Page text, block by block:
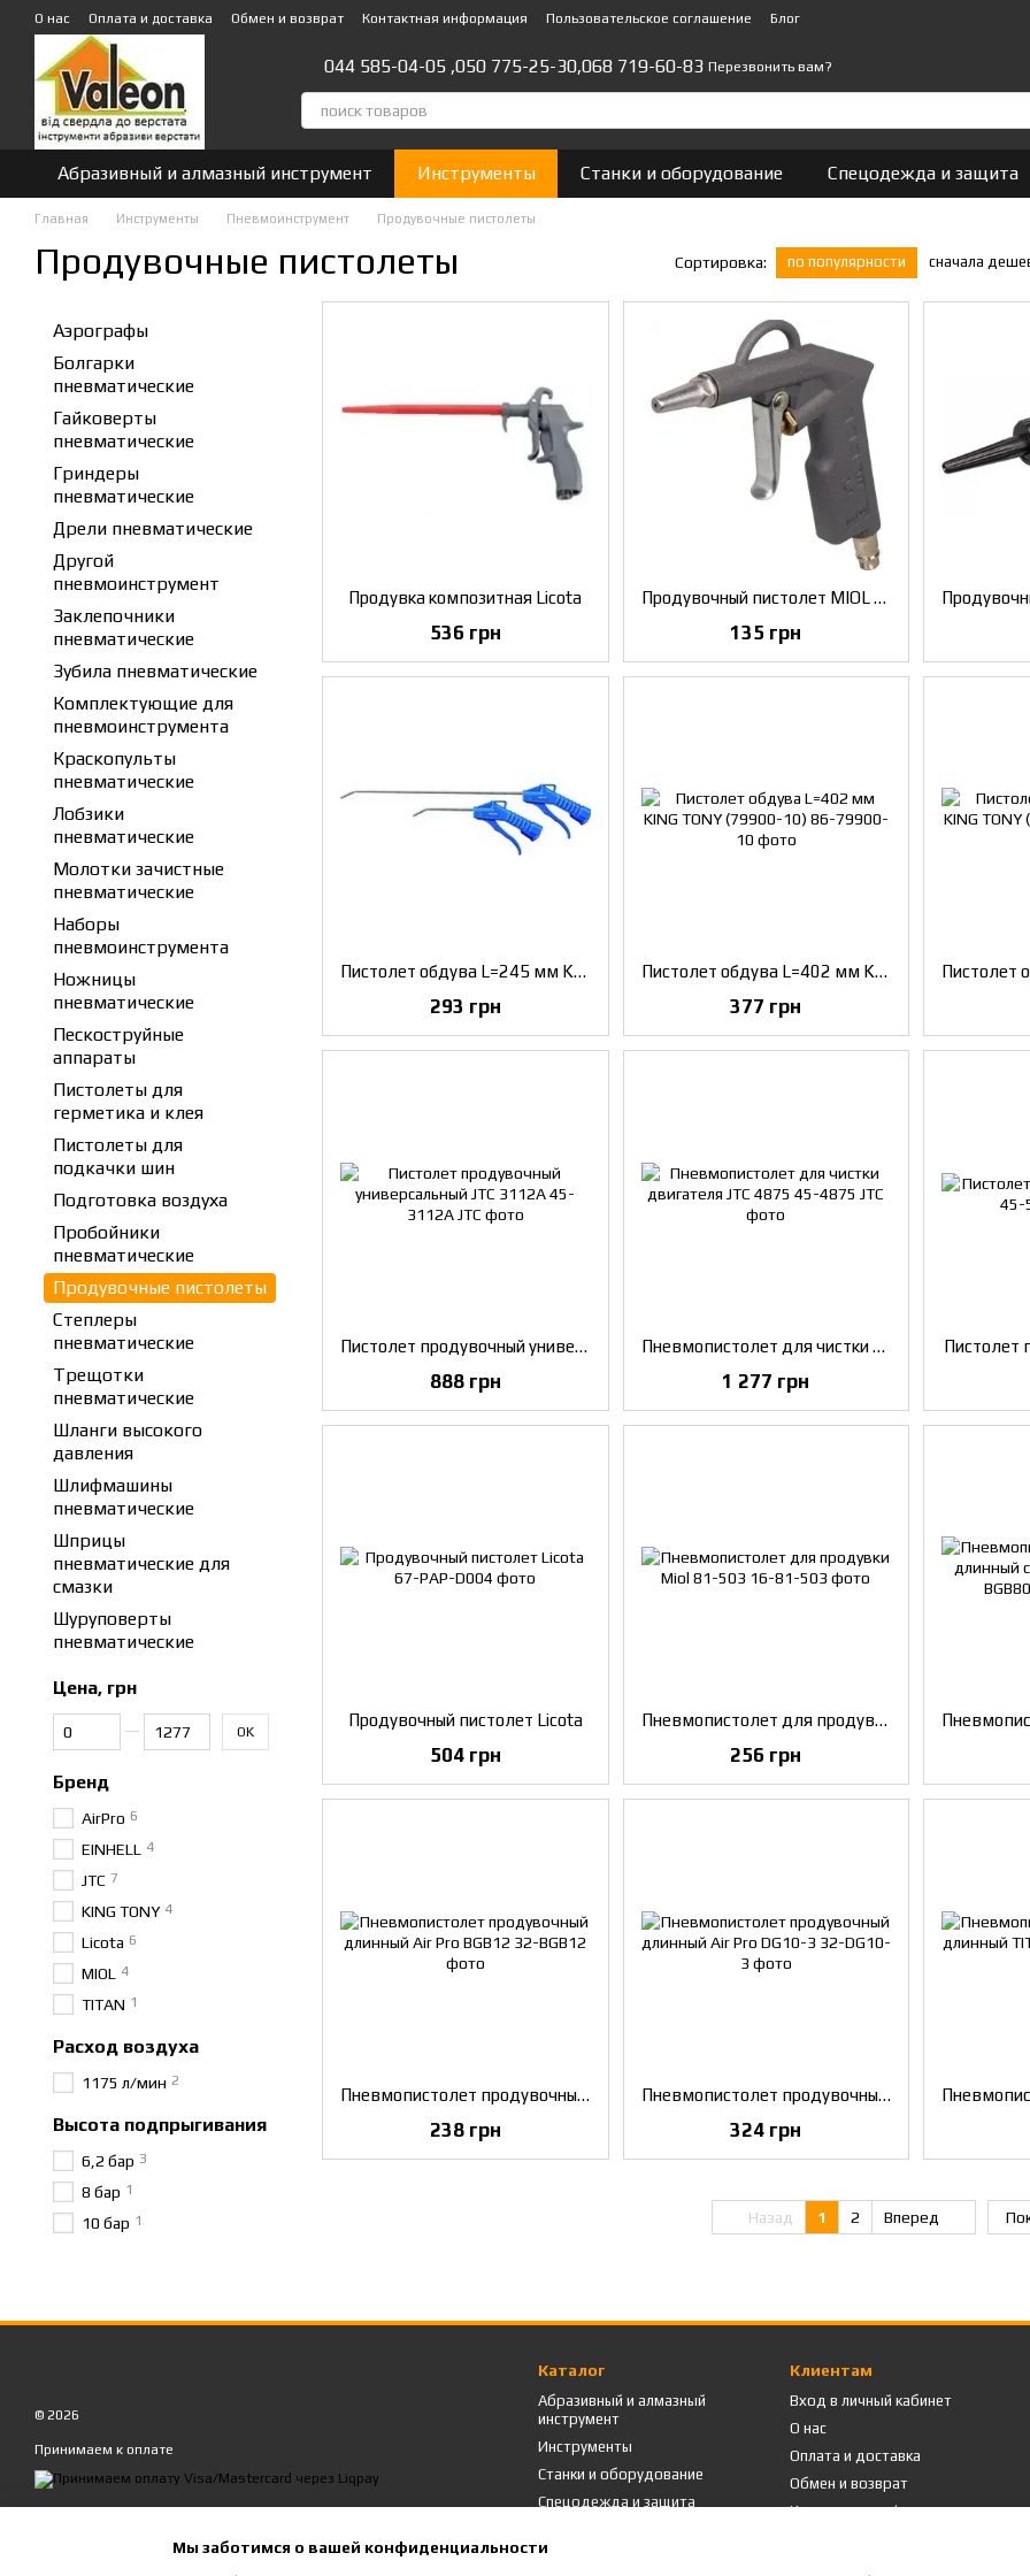
Перейти к основному контенту
О нас Оплата и доставка Обмен и возврат Контактная информация Пользовательское соглашение Блог
044 585-04-05 ,050 775-25-30,068 719-60-83 Перезвонить вам?
Абразивный и алмазный инструмент Инструменты Станки и оборудование Спецодежда и защита
Главная Инструменты Пневмоинструмент Продувочные пистолеты
Продувочные пистолеты Сортировка: по популярности сначала
Продувка композитная Licota
536 грн
Продувочный пистолет MIOL 81-500
135 грн
Пистолет обдува L=245 мм KING TONY (79900-04)
293 грн
Пистолет обдува L=402 мм KING TONY (79900-10)
377 грн
Пистолет продувочный универсальный JTC 3112A
888 грн
Пневмопистолет для чистки двигателя JTC 4875
1 277 грн
Пистолет
Продувочный пистолет Licota
504 грн
Пневмопистолет для продувки Miol 81-503
256 грн
Пневмопистолет продувочный длинный Air Pro BGB12
238 грн
Пневмопистолет продувочный длинный Air Pro DG10-3
324 грн
Назад 1 2 Вперед
Аэрографы
Болгарки
пневматические
Гайковерты
пневматические
Гриндеры
пневматические
Дрели пневматические
Другой
пневмоинструмент
Заклепочники
пневматические
Зубила пневматические
Комплектующие для
пневмоинструмента
Краскопульты
пневматические
Лобзики
пневматические
Молотки зачистные
пневматические
Наборы
пневмоинструмента
Ножницы
пневматические
Пескоструйные
аппараты
Пистолеты для
герметика и клея
Пистолеты для
подкачки шин
Подготовка воздуха
Пробойники
пневматические
Продувочные пистолеты
Степлеры
пневматические
Трещотки
пневматические
Шланги высокого
давления
Шлифмашины
пневматические
Шприцы
пневматические для
смазки
Шуруповерты
пневматические
Цена, грн
OK
Бренд
AirPro 6
EINHELL 4
JTC 7
KING TONY 4
Licota 6
MIOL 4
TITAN 1
Расход воздуха
1175 л/мин 2
Высота подпрыгивания
6,2 бар 3
8 бар 1
10 бар 1
© 2026
Принимаем к оплате
Каталог
Абразивный и алмазный
инструмент
Инструменты
Станки и оборудование
Спецодежда и защита
Акции
Клиентам
Вход в личный кабинет
О нас
Оплата и доставка
Обмен и возврат
Контактная информация
Мы заботимся о вашей конфиденциальности